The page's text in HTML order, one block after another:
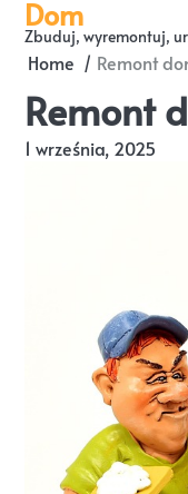
Skip
content
Dom
Zbuduj, wyremontuj,
Home Remont
Remont
1 września, 2025